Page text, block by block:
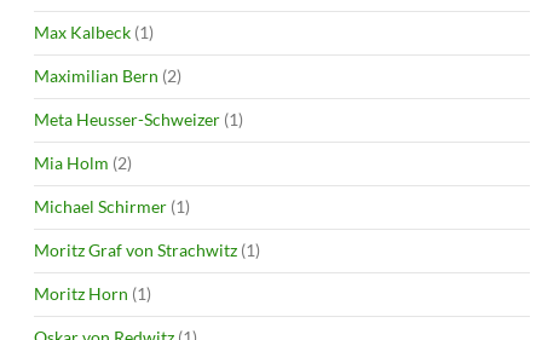
Max Kalbeck (1)
Maximilian Bern (2)
Meta Heusser-Schweizer (1)
Mia Holm (2)
Michael Schirmer (1)
Moritz Graf von Strachwitz (1)
Moritz Horn (1)